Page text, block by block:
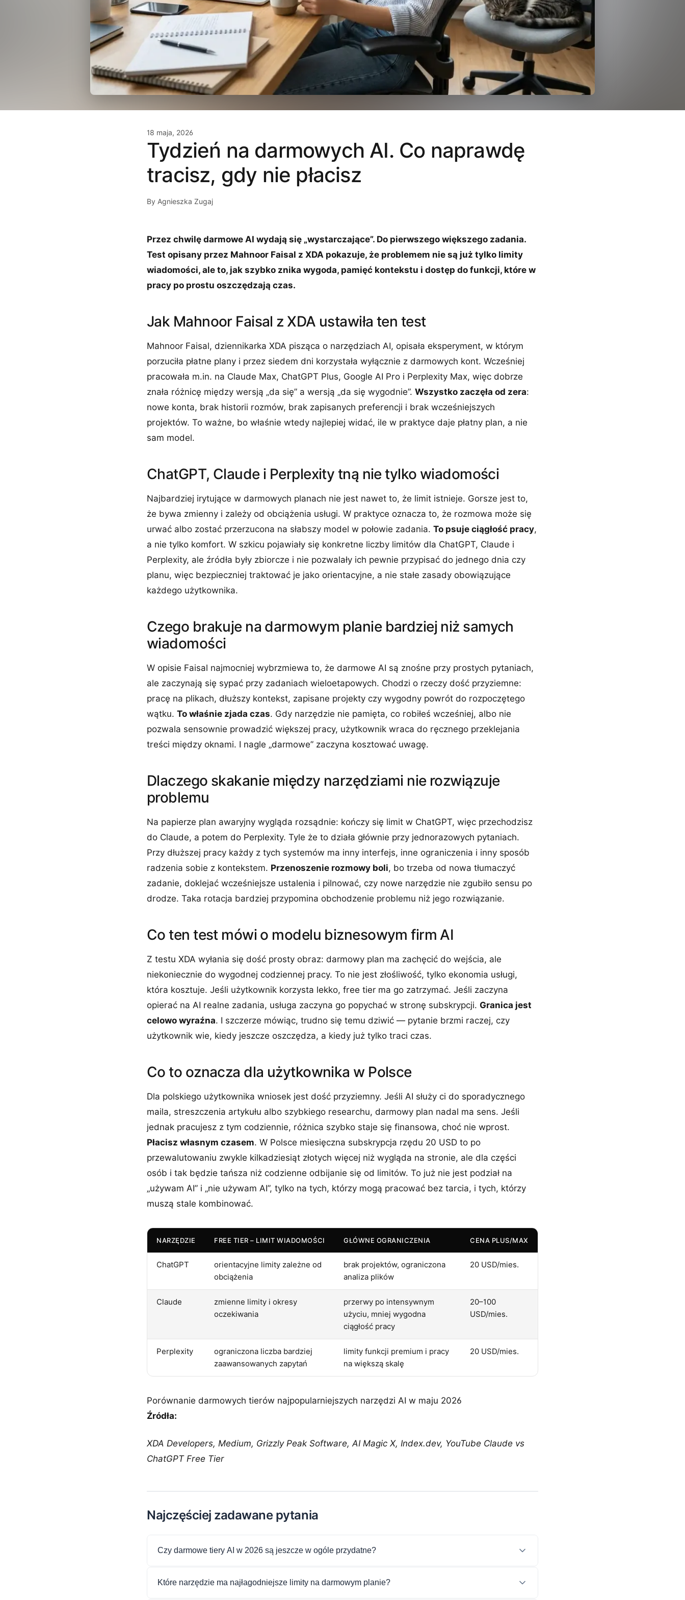
18 maja, 2026
Tydzień na darmowych AI. Co naprawdę
tracisz, gdy nie płacisz
By Agnieszka Zugaj
Przez chwilę darmowe AI wydają się „wystarczające”. Do pierwszego większego zadania.
Test opisany przez Mahnoor Faisal z XDA pokazuje, że problemem nie są już tylko limity
wiadomości, ale to, jak szybko znika wygoda, pamięć kontekstu i dostęp do funkcji, które w
pracy po prostu oszczędzają czas.
Jak Mahnoor Faisal z XDA ustawiła ten test
Mahnoor Faisal, dziennikarka XDA pisząca o narzędziach AI, opisała eksperyment, w którym
porzuciła płatne plany i przez siedem dni korzystała wyłącznie z darmowych kont. Wcześniej
pracowała m.in. na Claude Max, ChatGPT Plus, Google AI Pro i Perplexity Max, więc dobrze
znała różnicę między wersją „da się” a wersją „da się wygodnie”. Wszystko zaczęła od zera:
nowe konta, brak historii rozmów, brak zapisanych preferencji i brak wcześniejszych
projektów. To ważne, bo właśnie wtedy najlepiej widać, ile w praktyce daje płatny plan, a nie
sam model.
ChatGPT, Claude i Perplexity tną nie tylko wiadomości
Najbardziej irytujące w darmowych planach nie jest nawet to, że limit istnieje. Gorsze jest to,
że bywa zmienny i zależy od obciążenia usługi. W praktyce oznacza to, że rozmowa może się
urwać albo zostać przerzucona na słabszy model w połowie zadania. To psuje ciągłość pracy,
a nie tylko komfort. W szkicu pojawiały się konkretne liczby limitów dla ChatGPT, Claude i
Perplexity, ale źródła były zbiorcze i nie pozwalały ich pewnie przypisać do jednego dnia czy
planu, więc bezpieczniej traktować je jako orientacyjne, a nie stałe zasady obowiązujące
każdego użytkownika.
Czego brakuje na darmowym planie bardziej niż samych
wiadomości
W opisie Faisal najmocniej wybrzmiewa to, że darmowe AI są znośne przy prostych pytaniach,
ale zaczynają się sypać przy zadaniach wieloetapowych. Chodzi o rzeczy dość przyziemne:
pracę na plikach, dłuższy kontekst, zapisane projekty czy wygodny powrót do rozpoczętego
wątku. To właśnie zjada czas. Gdy narzędzie nie pamięta, co robiłeś wcześniej, albo nie
pozwala sensownie prowadzić większej pracy, użytkownik wraca do ręcznego przeklejania
treści między oknami. I nagle „darmowe” zaczyna kosztować uwagę.
Dlaczego skakanie między narzędziami nie rozwiązuje
problemu
Na papierze plan awaryjny wygląda rozsądnie: kończy się limit w ChatGPT, więc przechodzisz
do Claude, a potem do Perplexity. Tyle że to działa głównie przy jednorazowych pytaniach.
Przy dłuższej pracy każdy z tych systemów ma inny interfejs, inne ograniczenia i inny sposób
radzenia sobie z kontekstem. Przenoszenie rozmowy boli, bo trzeba od nowa tłumaczyć
zadanie, doklejać wcześniejsze ustalenia i pilnować, czy nowe narzędzie nie zgubiło sensu po
drodze. Taka rotacja bardziej przypomina obchodzenie problemu niż jego rozwiązanie.
Co ten test mówi o modelu biznesowym firm AI
Z testu XDA wyłania się dość prosty obraz: darmowy plan ma zachęcić do wejścia, ale
niekoniecznie do wygodnej codziennej pracy. To nie jest złośliwość, tylko ekonomia usługi,
która kosztuje. Jeśli użytkownik korzysta lekko, free tier ma go zatrzymać. Jeśli zaczyna
opierać na AI realne zadania, usługa zaczyna go popychać w stronę subskrypcji. Granica jest
celowo wyraźna. I szczerze mówiąc, trudno się temu dziwić — pytanie brzmi raczej, czy
użytkownik wie, kiedy jeszcze oszczędza, a kiedy już tylko traci czas.
Co to oznacza dla użytkownika w Polsce
Dla polskiego użytkownika wniosek jest dość przyziemny. Jeśli AI służy ci do sporadycznego
maila, streszczenia artykułu albo szybkiego researchu, darmowy plan nadal ma sens. Jeśli
jednak pracujesz z tym codziennie, różnica szybko staje się finansowa, choć nie wprost.
Płacisz własnym czasem. W Polsce miesięczna subskrypcja rzędu 20 USD to po
przewalutowaniu zwykle kilkadziesiąt złotych więcej niż wygląda na stronie, ale dla części
osób i tak będzie tańsza niż codzienne odbijanie się od limitów. To już nie jest podział na
„używam AI” i „nie używam AI”, tylko na tych, którzy mogą pracować bez tarcia, i tych, którzy
muszą stale kombinować.
NARZĘDZIE FREE TIER – LIMIT WIADOMOŚCI GŁÓWNE OGRANICZENIA CENA PLUS/MAX
ChatGPT
orientacyjne limity zależne od
obciążenia
brak projektów, ograniczona
analiza plików
20 USD/mies.
Claude
zmienne limity i okresy
oczekiwania
przerwy po intensywnym
użyciu, mniej wygodna
ciągłość pracy
20–100
USD/mies.
Perplexity
ograniczona liczba bardziej
zaawansowanych zapytań
limity funkcji premium i pracy
na większą skalę
20 USD/mies.
Porównanie darmowych tierów najpopularniejszych narzędzi AI w maju 2026
Źródła:
XDA Developers, Medium, Grizzly Peak Software, AI Magic X, Index.dev, YouTube Claude vs
ChatGPT Free Tier
Najczęściej zadawane pytania
Czy darmowe tiery AI w 2026 są jeszcze w ogóle przydatne?
Które narzędzie ma najłagodniejsze limity na darmowym planie?